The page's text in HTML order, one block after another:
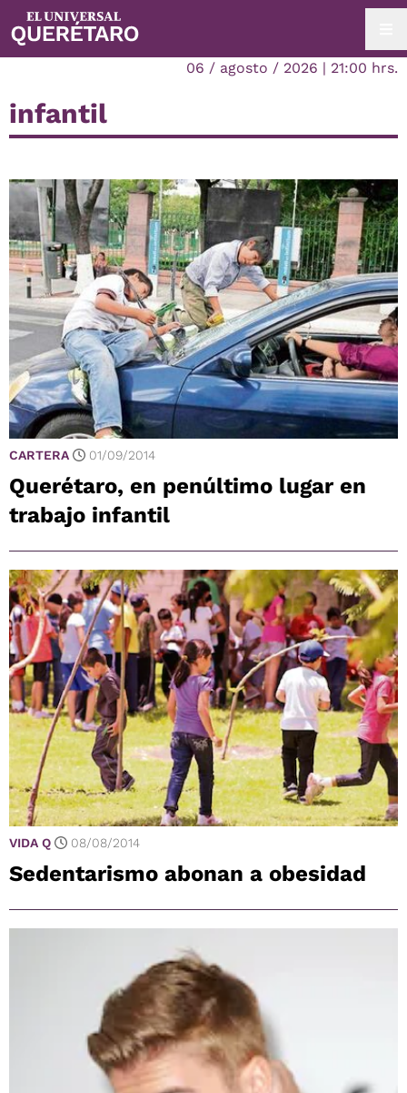
06 / agosto / 2026 | 21:00 hrs.
infantil
CARTERA 01/09/2014
Querétaro, en penúltimo lugar en
trabajo infantil
VIDA Q 08/08/2014
Sedentarismo abonan a obesidad